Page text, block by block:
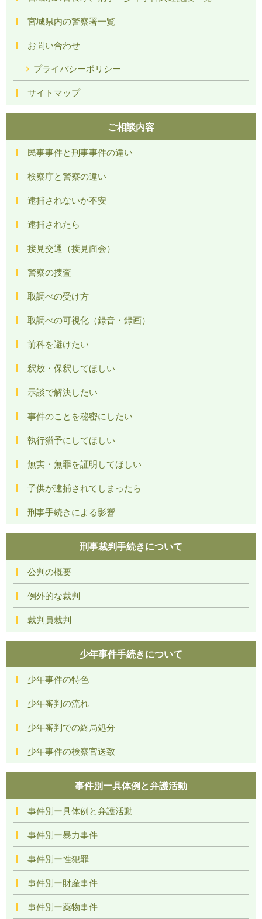
宮城県内の警察署一覧
お問い合わせ
プライバシーポリシー
サイトマップ
ご相談内容
民事事件と刑事事件の違い
検察庁と警察の違い
逮捕されないか不安
逮捕されたら
接見交通（接見面会）
警察の捜査
取調べの受け方
取調べの可視化（録音・録画）
前科を避けたい
釈放・保釈してほしい
示談で解決したい
事件のことを秘密にしたい
執行猶予にしてほしい
無実・無罪を証明してほしい
子供が逮捕されてしまったら
刑事手続きによる影響
刑事裁判手続きについて
公判の概要
例外的な裁判
裁判員裁判
少年事件手続きについて
少年事件の特色
少年審判の流れ
少年審判での終局処分
少年事件の検察官送致
事件別ー具体例と弁護活動
事件別ー具体例と弁護活動
事件別ー暴力事件
事件別ー性犯罪
事件別ー財産事件
事件別ー薬物事件